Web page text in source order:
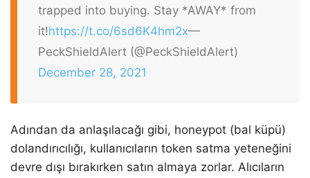
trapped into buying. Stay *AWAY* from
it!https://t.co/6sd6K4hm2x—
PeckShieldAlert (@PeckShieldAlert)
December 28, 2021
Adından da anlaşılacağı gibi, honeypot (bal küpü)
dolandırıcılığı, kullanıcıların token satma yeteneğini
devre dışı bırakırken satın almaya zorlar. Alıcıların